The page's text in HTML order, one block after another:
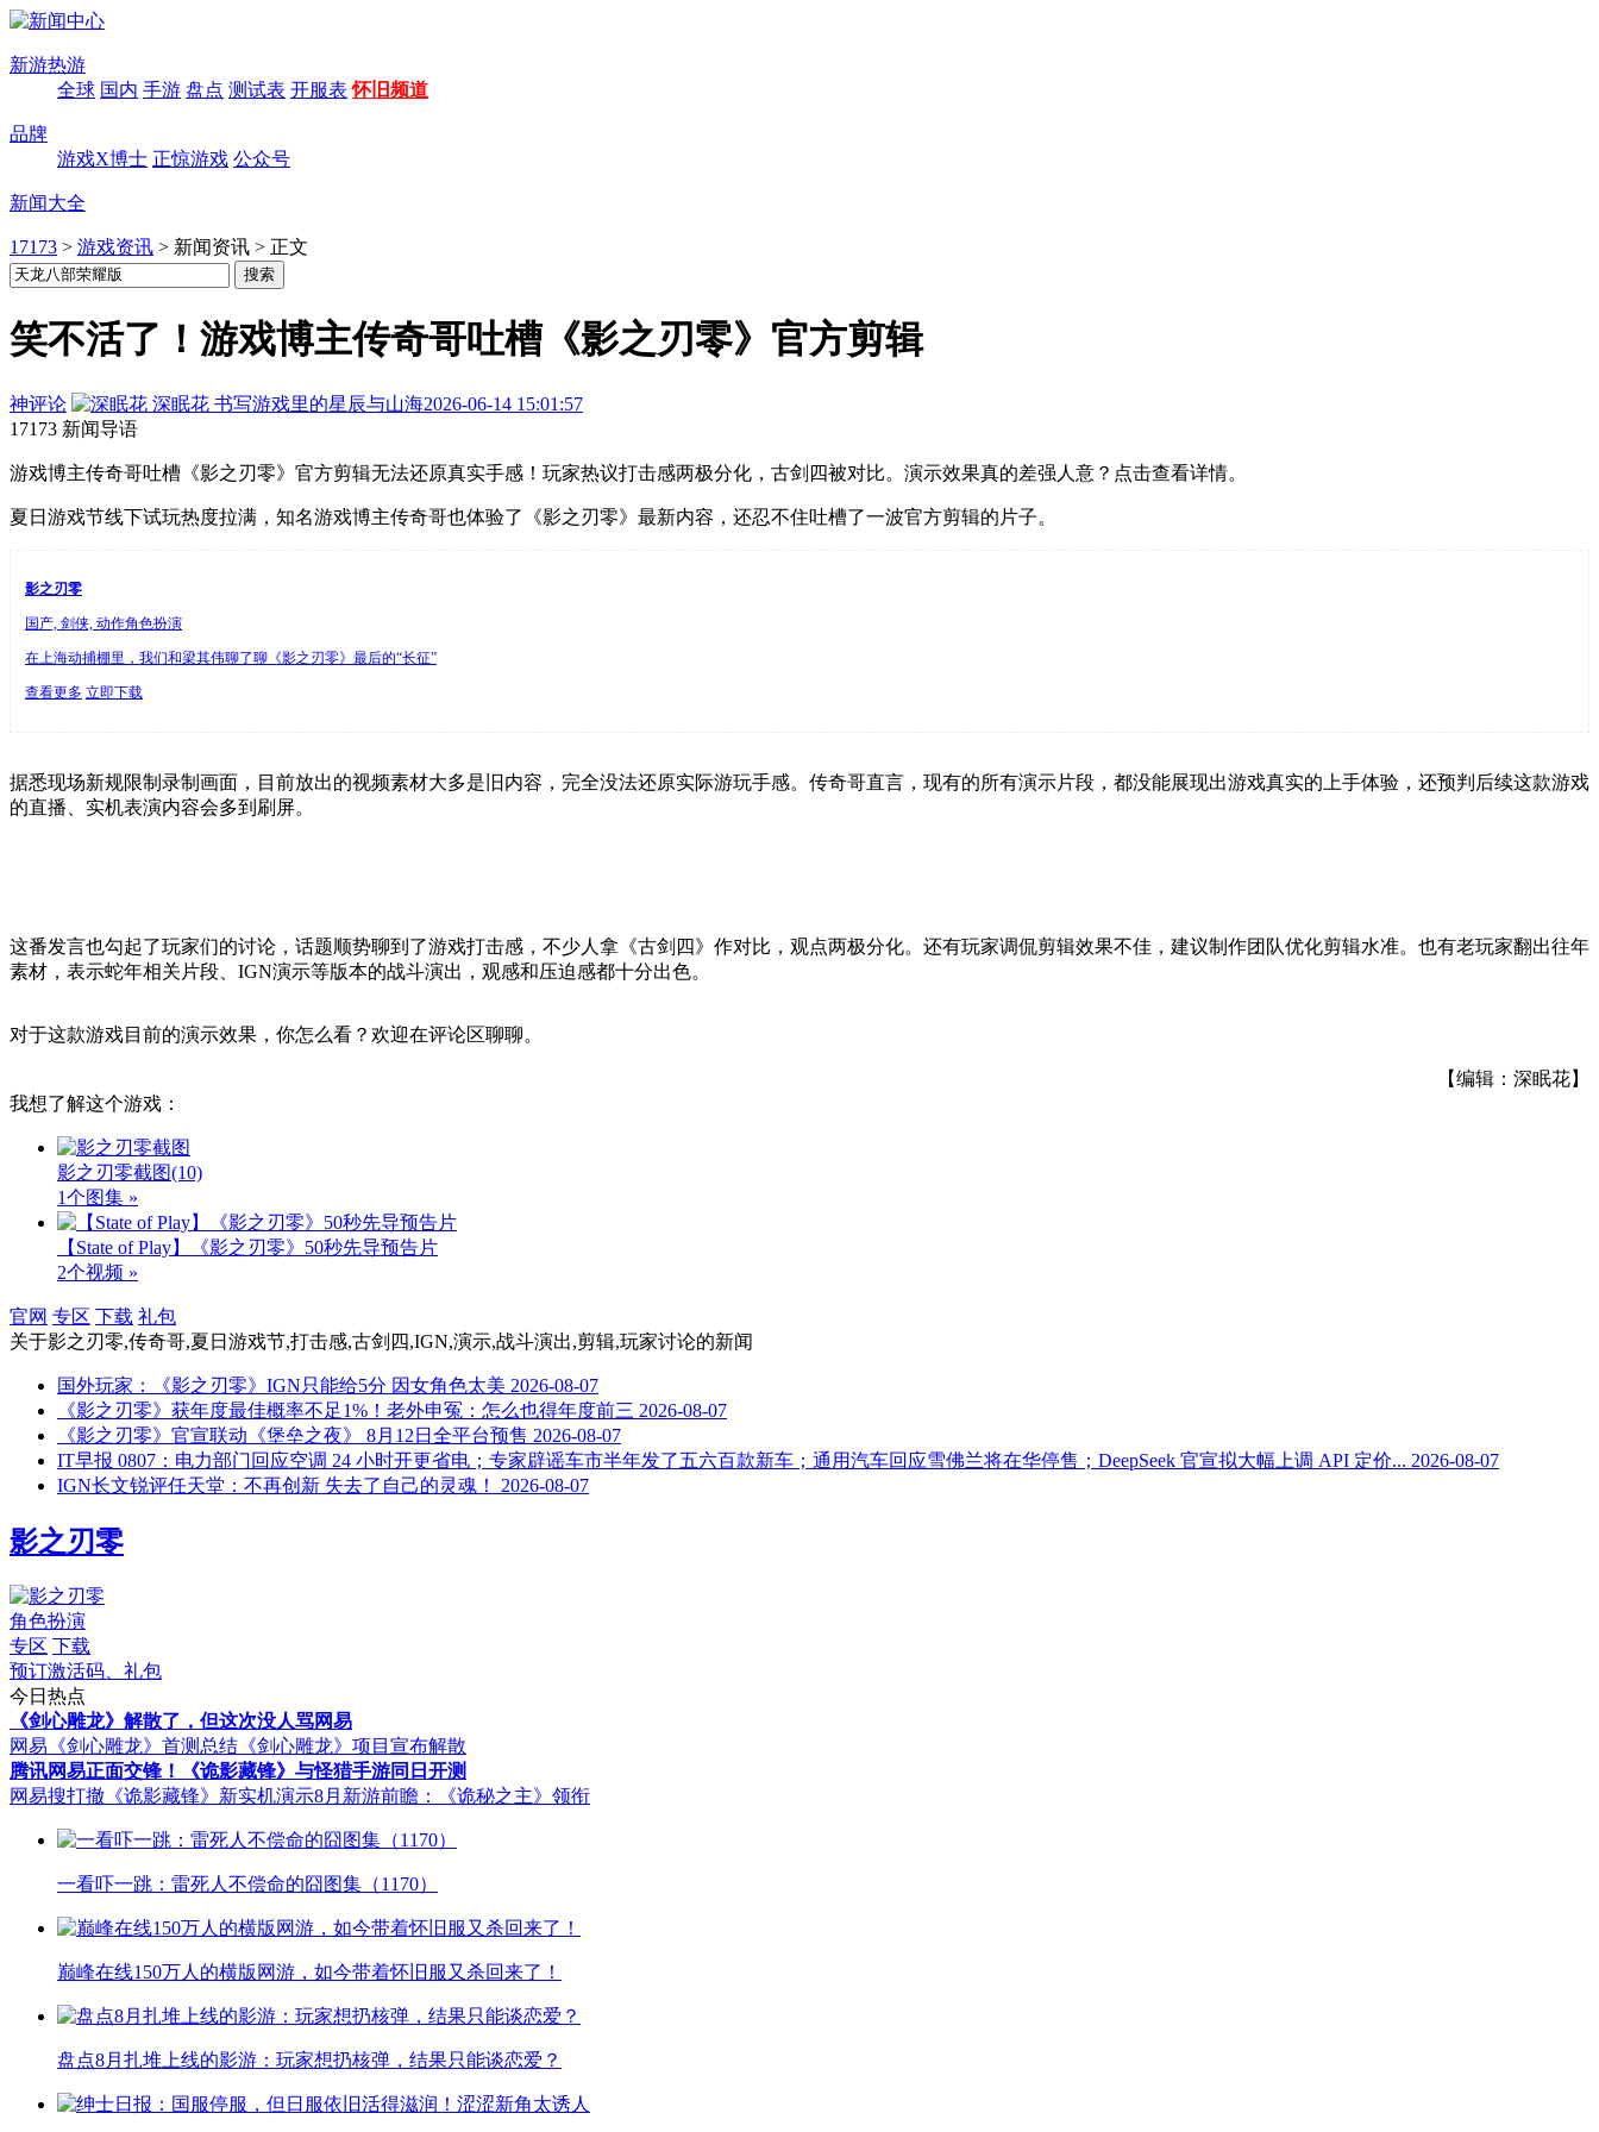
新游热游
全球 国内 手游 盘点 测试表 开服表 怀旧频道
品牌
游戏X博士 正惊游戏 公众号
新闻大全
17173 > 游戏资讯 > 新闻资讯 > 正文
笑不活了！游戏博主传奇哥吐槽《影之刃零》官方剪辑
神评论 深眠花 书写游戏里的星辰与山海2026-06-14 15:01:57
17173 新闻导语
游戏博主传奇哥吐槽《影之刃零》官方剪辑无法还原真实手感！玩家热议打击感两极分化，古剑四被对比。演示效果真的差强人意？点击查看详情。
夏日游戏节线下试玩热度拉满，知名游戏博主传奇哥也体验了《影之刃零》最新内容，还忍不住吐槽了一波官方剪辑的片子。
影之刃零
国产, 剑侠, 动作角色扮演
在上海动捕棚里，我们和梁其伟聊了聊《影之刃零》最后的“长征”
查看更多 立即下载
据悉现场新规限制录制画面，目前放出的视频素材大多是旧内容，完全没法还原实际游玩手感。传奇哥直言，现有的所有演示片段，都没能展现出游戏真实的上手体验，还预判后续这款游戏
的直播、实机表演内容会多到刷屏。
这番发言也勾起了玩家们的讨论，话题顺势聊到了游戏打击感，不少人拿《古剑四》作对比，观点两极分化。还有玩家调侃剪辑效果不佳，建议制作团队优化剪辑水准。也有老玩家翻出往年
素材，表示蛇年相关片段、IGN演示等版本的战斗演出，观感和压迫感都十分出色。
对于这款游戏目前的演示效果，你怎么看？欢迎在评论区聊聊。
【编辑：深眠花】
我想了解这个游戏：
影之刃零截图(10)
1个图集 »
【State of Play】《影之刃零》50秒先导预告片
2个视频 »
官网 专区 下载 礼包
关于影之刃零,传奇哥,夏日游戏节,打击感,古剑四,IGN,演示,战斗演出,剪辑,玩家讨论的新闻
国外玩家：《影之刃零》IGN只能给5分 因女角色太美 2026-08-07
《影之刃零》获年度最佳概率不足1%！老外申冤：怎么也得年度前三 2026-08-07
《影之刃零》官宣联动《堡垒之夜》 8月12日全平台预售 2026-08-07
IT早报 0807：电力部门回应空调 24 小时开更省电；专家辟谣车市半年发了五六百款新车；通用汽车回应雪佛兰将在华停售；DeepSeek 官宣拟大幅上调 API 定价... 2026-08-07
IGN长文锐评任天堂：不再创新 失去了自己的灵魂！
2026-08-07
影之刃零
角色扮演
专区 下载
预订激活码、礼包
今日热点
《剑心雕龙》解散了，但这次没人骂网易
网易《剑心雕龙》首测总结 《剑心雕龙》项目宣布解散
腾讯网易正面交锋！《诡影藏锋》与怪猎手游同日开测
网易搜打撤《诡影藏锋》新实机演示8月新游前瞻：《诡秘之主》领衔
一看吓一跳：雷死人不偿命的囧图集（1170）
巅峰在线150万人的横版网游，如今带着怀旧服又杀回来了！
盘点8月扎堆上线的影游：玩家想扔核弹，结果只能谈恋爱？